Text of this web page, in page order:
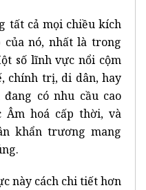
tất cả mọi chiều kích
nó, nhất là trong
số lĩnh vực nổi cộm
chính trị, di dân, hay
có nhu cầu cao
Âm hoá cấp thời, và
khẩn trương mang
này cách chi tiết hơn